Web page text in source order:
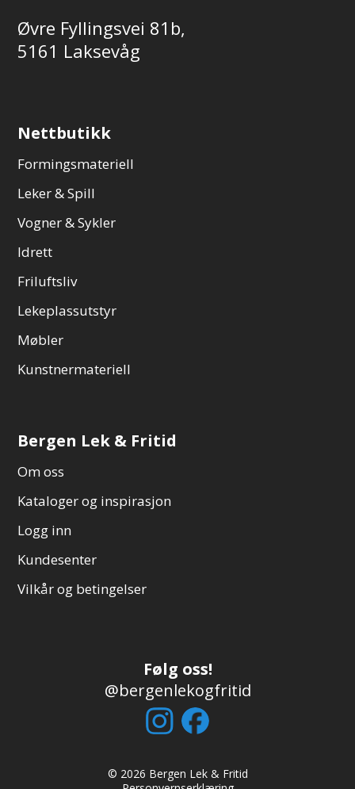
Øvre Fyllingsvei 81b,
5161 Laksevåg
Nettbutikk
Formingsmateriell
Leker & Spill
Vogner & Sykler
Idrett
Friluftsliv
Lekeplassutstyr
Møbler
Kunstnermateriell
Bergen Lek & Fritid
Om oss
Kataloger og inspirasjon
Logg inn
Kundesenter
Vilkår og betingelser
Følg oss!
@bergenlekogfritid
© 2026 Bergen Lek & Fritid